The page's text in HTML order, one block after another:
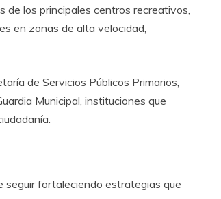
de los principales centros recreativos,
en zonas de alta velocidad,
de Servicios Públicos Primarios,
Municipal, instituciones que
seguir fortaleciendo estrategias que